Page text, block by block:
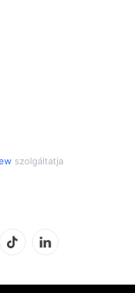
szolgáltatja
TikTok LinkedIn